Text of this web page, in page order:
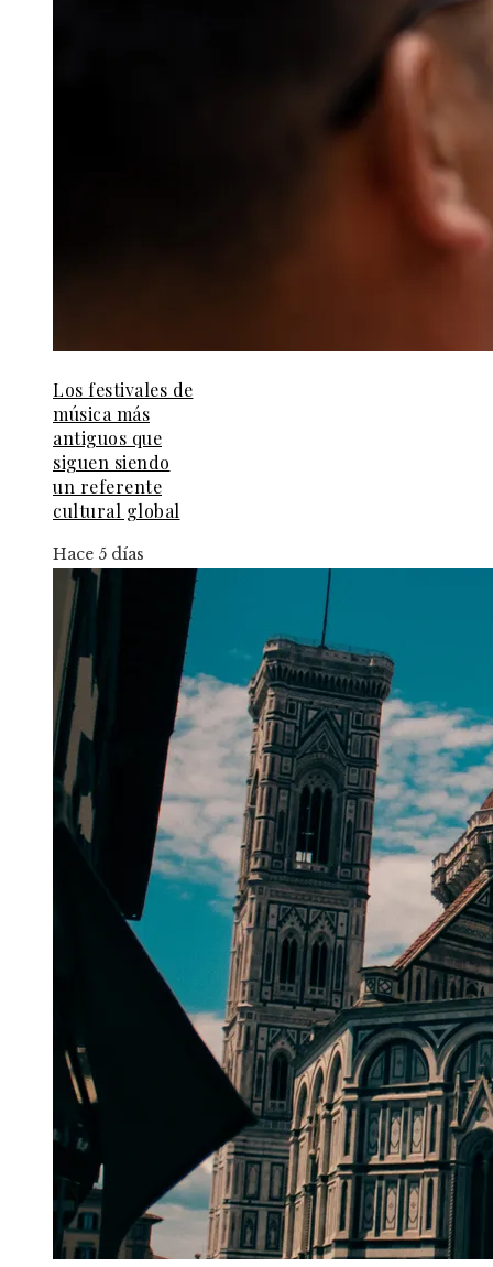
Los festivales de
música más
antiguos que
siguen siendo
un referente
cultural global
Hace 5 días